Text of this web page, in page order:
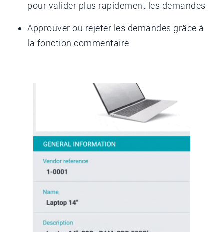
pour valider plus rapidement les demandes
Approuver ou rejeter les demandes grâce à
la fonction commentaire